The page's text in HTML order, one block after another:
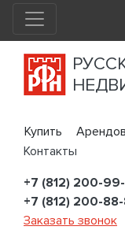
Купить
Контакты
+7 (812) 200-
+7 (812) 200-
Заказать звонок